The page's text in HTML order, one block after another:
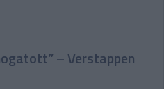
– Verstappen